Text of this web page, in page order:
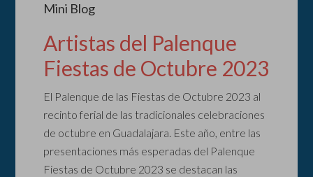
Mini Blog
Artistas del Palenque
Fiestas de Octubre 2023
El Palenque de las Fiestas de Octubre 2023 al
recinto ferial de las tradicionales celebraciones
de octubre en Guadalajara. Este año, entre las
presentaciones más esperadas del Palenque
Fiestas de Octubre 2023 se destacan las